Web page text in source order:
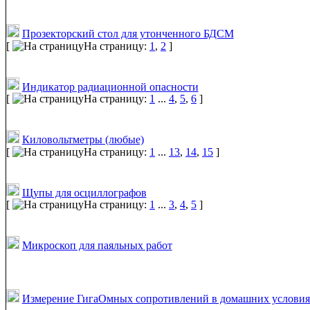
Прозекторский стол для утонченного БДСМ
[
На страницу: 1 , 2 ]
Индикатор радиационной опасности
[
На страницу: 1 ... 4, 5, 6 ]
Киловольтметры (любые)
[
На страницу: 1 ... 13, 14, 15 ]
Щупы для осциллографов
[
На страницу: 1 ... 3, 4, 5 ]
Микроскоп для паяльных работ
Измерение ГигаОмных сопротивлений в домашних